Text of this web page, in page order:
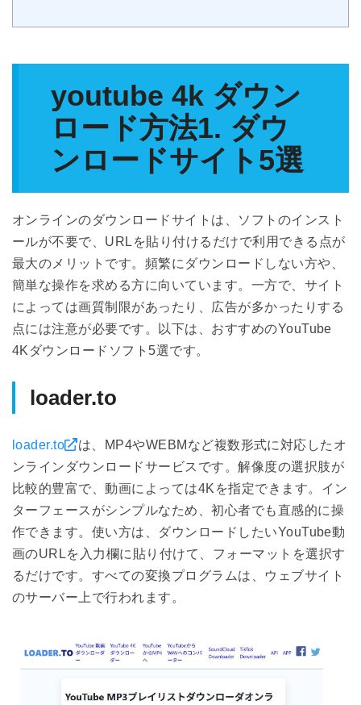
youtube 4k ダウン
ロード方法1. ダウ
ンロードサイト5選
オンラインのダウンロードサイトは、ソフトのインスト
ールが不要で、URLを貼り付けるだけで利用できる点が
最大のメリットです。頻繁にダウンロードしない方や、
簡単な操作を求める方に向いています。一方で、サイト
によっては画質制限があったり、広告が多かったりする
点には注意が必要です。以下は、おすすめのYouTube
4Kダウンロードソフト5選です。
loader.to
loader.to
は、MP4やWEBMなど複数形式に対応したオ
ンラインダウンロードサービスです。解像度の選択肢が
比較的豊富で、動画によっては4Kを指定できます。イン
ターフェースがシンプルなため、初心者でも直感的に操
作できます。使い方は、ダウンロードしたいYouTube動
画のURLを入力欄に貼り付けて、フォーマットを選択す
るだけです。すべての変換プログラムは、ウェブサイト
のサーバー上で行われます。